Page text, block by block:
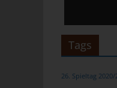
Tags
26. Spieltag 2020/